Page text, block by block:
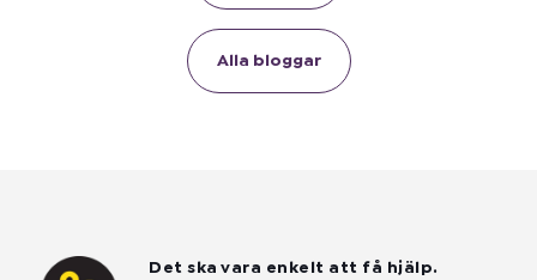
Alla bloggar
Det ska vara enkelt att få hjälp.